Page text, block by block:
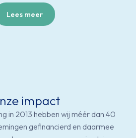
Lees meer
impact
in 2013 hebben wij méér dan 40
gefinancierd en daarmee